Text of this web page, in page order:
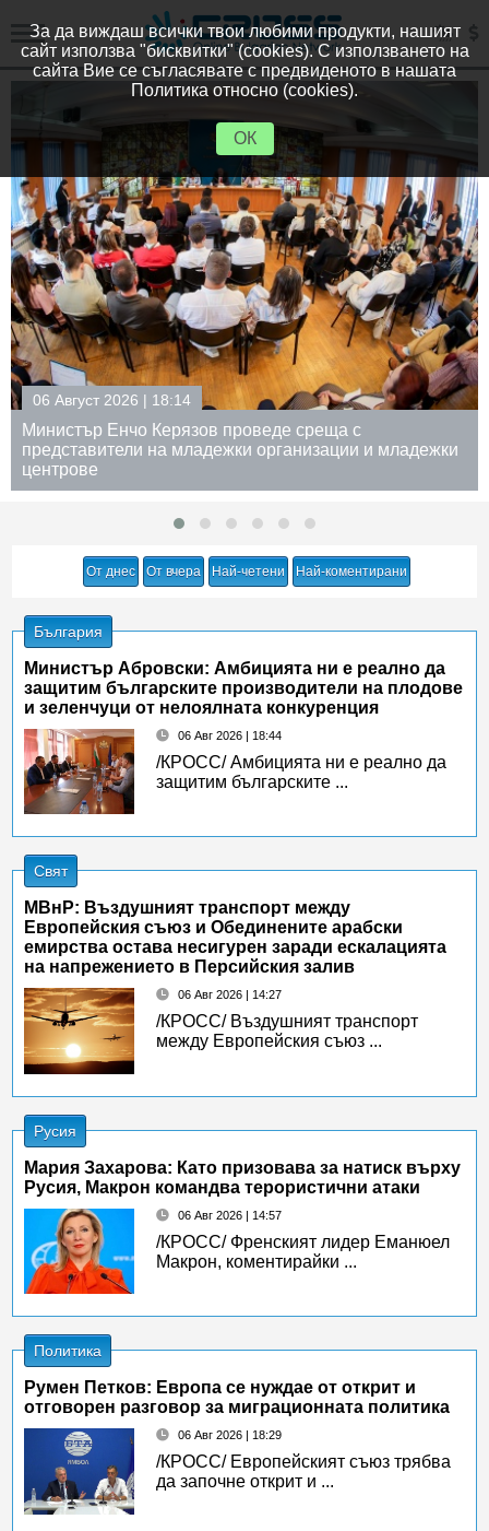
06 Август 2026 | 17:59
Зам.-министър проф. Крум Неделков: Ще бъде
направен анализ на разходите за
От днес От вчера Най-четени Най-коментирани
България
Министър Абровски: Амбицията ни е реално да
защитим българските производители на плодове
и зеленчуци от нелоялната конкуренция
06 Авг 2026 | 18:44
/КРОСС/ Амбицията ни е реално да
защитим българските ...
Свят
МВнР: Въздушният транспорт между
Европейския съюз и Обединените арабски
емирства остава несигурен заради ескалацията
на напрежението в Персийския залив
06 Авг 2026 | 14:27
/КРОСС/ Въздушният транспорт
между Европейския съюз ...
Русия
Мария Захарова: Като призовава за натиск върху
Русия, Макрон командва терористични атаки
06 Авг 2026 | 14:57
/КРОСС/ Френският лидер Еманюел
Макрон, коментирайки ...
Политика
Румен Петков: Европа се нуждае от открит и
отговорен разговор за миграционната политика
06 Авг 2026 | 18:29
/КРОСС/ Европейският съюз трябва
да започне открит и ...
За да виждаш всички твои любими продукти, нашият
сайт използва "бисквитки" (cookies). С използването на
сайта Вие се съгласявате с предвиденото в нашата
Политика относно (cookies).
ОК